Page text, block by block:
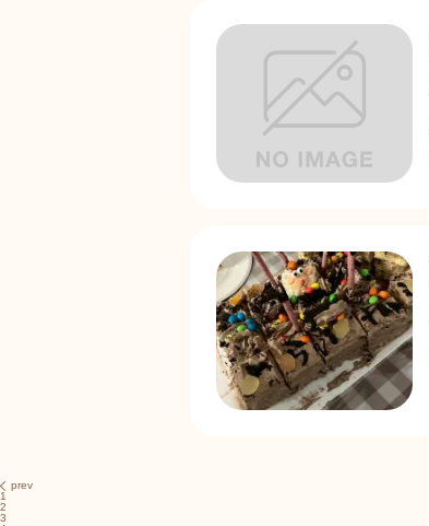
prev
1
2
3